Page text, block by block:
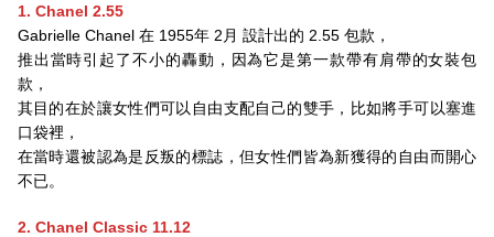
1. Chanel 2.55
Gabrielle Chanel 在 1955年 2月 設計出的 2.55 包款，
推出當時引起了不小的轟動，因為它是第一款帶有肩帶的女裝包
款，
其目的在於讓女性們可以自由支配自己的雙手，比如將手可以塞進
口袋裡，
在當時還被認為是反叛的標誌，但女性們皆為新獲得的自由而開心
不已。
2. Chanel Classic 11.12